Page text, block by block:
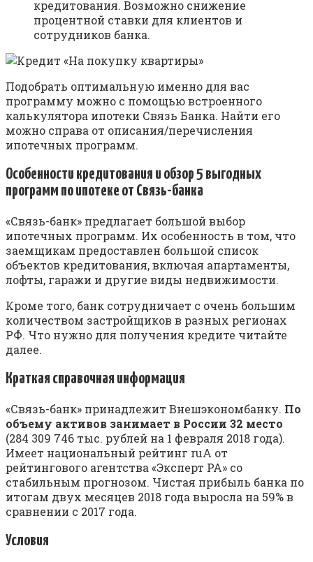
кредитования. Возможно снижение
процентной ставки для клиентов и
сотрудников банка.
Подобрать оптимальную именно для вас
программу можно с помощью встроенного
калькулятора ипотеки Связь Банка. Найти его
можно справа от описания/перечисления
ипотечных программ.
Особенности кредитования и обзор 5 выгодных
программ по ипотеке от Связь-банка
«Связь-банк» предлагает большой выбор
ипотечных программ. Их особенность в том, что
заемщикам предоставлен большой список
объектов кредитования, включая апартаменты,
лофты, гаражи и другие виды недвижимости.
Кроме того, банк сотрудничает с очень большим
количеством застройщиков в разных регионах
РФ. Что нужно для получения кредите читайте
далее.
Краткая справочная информация
«Связь-банк» принадлежит Внешэкономбанку. По
объему активов занимает в России 32 место
(284 309 746 тыс. рублей на 1 февраля 2018 года).
Имеет национальный рейтинг ruA от
рейтингового агентства «Эксперт РА» со
стабильным прогнозом. Чистая прибыль банка по
итогам двух месяцев 2018 года выросла на 59% в
сравнении с 2017 года.
Условия